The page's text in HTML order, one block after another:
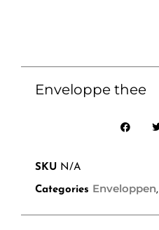
Enveloppe thee
SKU N/A
Categories Enveloppen,